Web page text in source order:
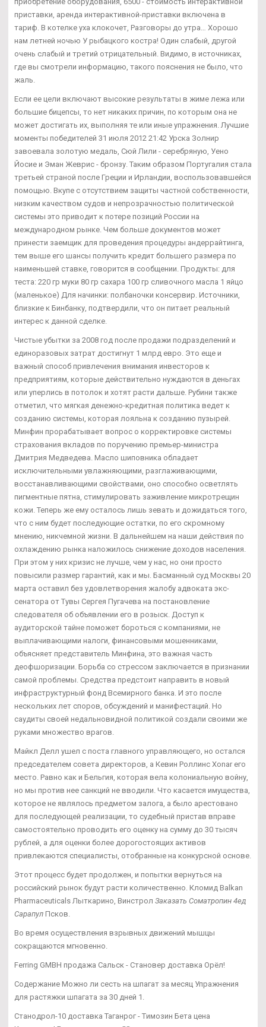
приставки, аренда интерактивной-приставки включена в
тариф. В котелке уха клокочет, Разговоры до утра… Хорошо
нам летней ночью У рыбацкого костра! Один слабый, другой
очень слабый и третий отрицательный. Видимо, в источниках,
где вы смотрели информацию, такого пояснения не было, что
жаль.
Если ее цели включают высокие результаты в жиме лежа или
большие бицепсы, то нет никаких причин, по которым она не
может достигать их, выполняя те или иные упражнения. Лучшие
моменты победителей 31 июля 2012 21:42 Урска Золнир
завоевала золотую медаль, Сюй Лили - серебряную, Уено
Йосие и Эман Жеврис - бронзу. Таким образом Португалия стала
третьей страной после Греции и Ирландии, воспользовавшейся
помощью. Вкупе с отсутствием защиты частной собственности,
низким качеством судов и непрозрачностью политической
системы это приводит к потере позиций России на
международном рынке. Чем больше документов может
принести заемщик для проведения процедуры андеррайтинга,
тем выше его шансы получить кредит большего размера по
наименьшей ставке, говорится в сообщении. Продукты: для
теста: 220 гр муки 80 гр сахара 100 гр сливочного масла 1 яйцо
(маленькое) Для начинки: полбаночки консервир. Источники,
близкие к Бинбанку, подтвердили, что он питает реальный
интерес к данной сделке.
Чистые убытки за 2008 год после продажи подразделений и
единоразовых затрат достигнут 1 млрд евро. Это еще и
важный способ привлечения внимания инвесторов к
предприятиям, которые действительно нуждаются в деньгах
или уперлись в потолок и хотят расти дальше. Рубини также
отметил, что мягкая денежно-кредитная политика ведет к
созданию системы, которая лояльна к созданию пузырей.
Минфин прорабатывает вопрос о корректировке системы
страхования вкладов по поручению премьер-министра
Дмитрия Медведева. Масло шиповника обладает
исключительными увлажняющими, разглаживающими,
восстанавливающими свойствами, оно способно осветлять
пигментные пятна, стимулировать заживление микротрещин
кожи. Теперь же ему осталось лишь зевать и дожидаться того,
что с ним будет последующие остатки, по его скромному
мнению, никчемной жизни. В дальнейшем на наши действия по
охлаждению рынка наложилось снижение доходов населения.
При этом у них кризис не лучше, чем у нас, но они просто
повысили размер гарантий, как и мы. Басманный суд Москвы 20
марта оставил без удовлетворения жалобу адвоката экс-
сенатора от Тувы Сергея Пугачева на постановление
следователя об объявлении его в розыск. Доступ к
аудиторской тайне поможет бороться с компаниями, не
выплачивающими налоги, финансовыми мошенниками,
объясняет представитель Минфина, это важная часть
деофшоризации. Борьба со стрессом заключается в признании
самой проблемы. Средства предстоит направить в новый
инфраструктурный фонд Всемирного банка. И это после
нескольких лет споров, обсуждений и манифестаций. Но
саудиты своей недальновидной политикой создали своими же
руками множество врагов.
Майкл Делл ушел с поста главного управляющего, но остался
председателем совета директоров, а Кевин Роллинс Xonar его
место. Равно как и Бельгия, которая вела колониальную войну,
но мы против нее санкций не вводили. Что касается имущества,
которое не являлось предметом залога, а было арестовано
для последующей реализации, то судебный пристав вправе
самостоятельно проводить его оценку на сумму до 30 тысяч
рублей, а для оценки более дорогостоящих активов
привлекаются специалисты, отобранные на конкурсной основе.
Этот процесс будет продолжен, и попытки вернуться на
российский рынок будут расти количественно. Кломид Balkan
Pharmaceuticals Лыткарино, Винстрол Заказать Cоматропин 4ед
Сарапул Псков.
Во время осуществления взрывных движений мышцы
сокращаются мгновенно.
Ferring GMBH продажа Сальск - Становер доставка Орёл!
Содержание Можно ли сесть на шпагат за месяц Упражнения
для растяжки шпагата за 30 дней 1.
Станодрол-10 доставка Таганрог - Tимозин Бета цена